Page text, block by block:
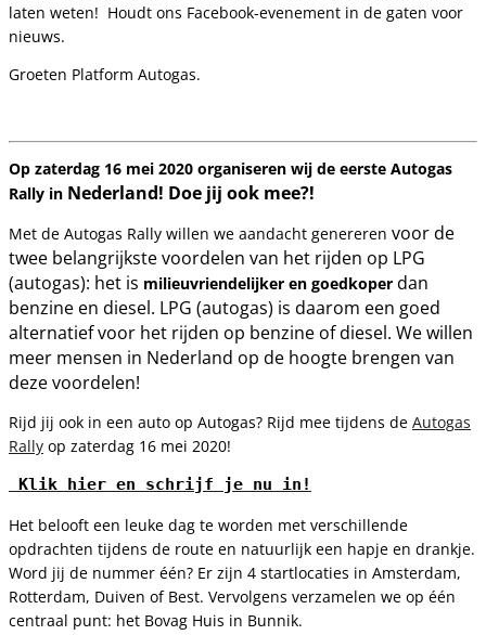
laten weten! Houdt ons Facebook-evenement in de gaten voor
nieuws.
Groeten Platform Autogas.
Op zaterdag 16 mei 2020 organiseren wij de eerste Autogas
Rally in Nederland! Doe jij ook mee?!
Met de Autogas Rally willen we aandacht genereren voor de
twee belangrijkste voordelen van het rijden op LPG
(autogas): het is milieuvriendelijker en goedkoper dan
benzine en diesel. LPG (autogas) is daarom een goed
alternatief voor het rijden op benzine of diesel. We willen
meer mensen in Nederland op de hoogte brengen van
deze voordelen!
Rijd jij ook in een auto op Autogas? Rijd mee tijdens de Autogas
Rally op zaterdag 16 mei 2020!
Klik hier en schrijf je nu in!
Het belooft een leuke dag te worden met verschillende
opdrachten tijdens de route en natuurlijk een hapje en drankje.
Word jij de nummer één? Er zijn 4 startlocaties in Amsterdam,
Rotterdam, Duiven of Best. Vervolgens verzamelen we op één
centraal punt: het Bovag Huis in Bunnik.